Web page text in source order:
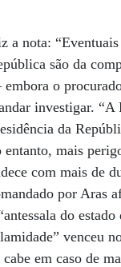
a nota:
são da
o
investigar. “A
da
entanto, mais
com mais de
por Aras
do
venceu
cabe em caso de